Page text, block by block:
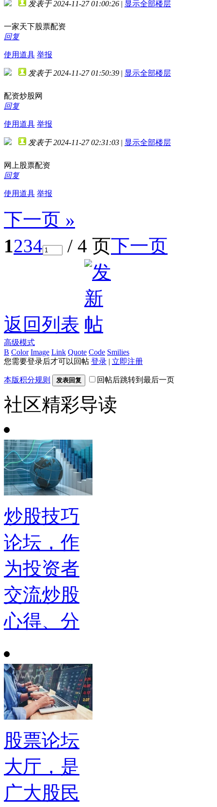
发表于 2024-11-27 01:00:26 | 显示全部楼层
一家天下股票配资
回复
使用道具 举报
发表于 2024-11-27 01:50:39 | 显示全部楼层
配资炒股网
回复
使用道具 举报
发表于 2024-11-27 02:31:03 | 显示全部楼层
网上股票配资
回复
使用道具 举报
下一页 »
1234 / 4 页下一页
返回列表
高级模式
B Color Image Link Quote Code Smilies
您需要登录后才可以回帖 登录 | 立即注册
本版积分规则 发表回复 回帖后跳转到最后一页
社区精彩导读
炒股技巧
论坛，作
为投资者
交流炒股
心得、分
股票论坛
大厅，是
广大股民